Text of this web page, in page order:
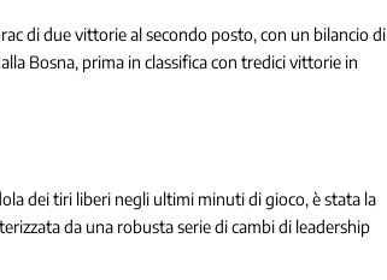
di due vittorie al secondo posto, con un bilancio di
Bosna, prima in classifica con tredici vittorie in
dei tiri liberi negli ultimi minuti di gioco, è stata la
da una robusta serie di cambi di leadership